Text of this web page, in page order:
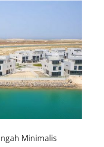
Minimalis